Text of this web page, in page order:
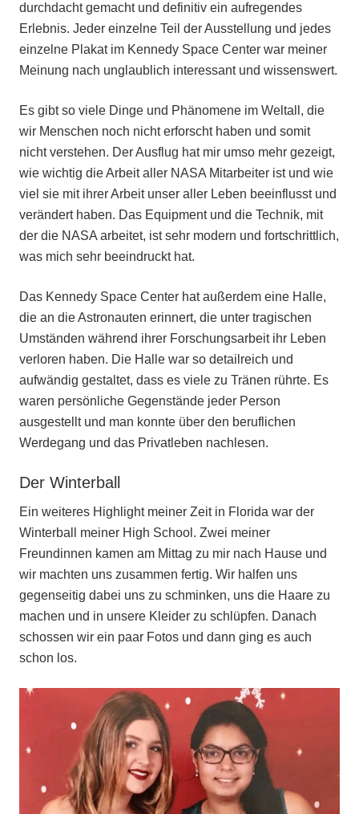
durchdacht gemacht und definitiv ein aufregendes
Erlebnis. Jeder einzelne Teil der Ausstellung und jedes
einzelne Plakat im Kennedy Space Center war meiner
Meinung nach unglaublich interessant und wissenswert.
Es gibt so viele Dinge und Phänomene im Weltall, die
wir Menschen noch nicht erforscht haben und somit
nicht verstehen. Der Ausflug hat mir umso mehr gezeigt,
wie wichtig die Arbeit aller NASA Mitarbeiter ist und wie
viel sie mit ihrer Arbeit unser aller Leben beeinflusst und
verändert haben. Das Equipment und die Technik, mit
der die NASA arbeitet, ist sehr modern und fortschrittlich,
was mich sehr beeindruckt hat.
Das Kennedy Space Center hat außerdem eine Halle,
die an die Astronauten erinnert, die unter tragischen
Umständen während ihrer Forschungsarbeit ihr Leben
verloren haben. Die Halle war so detailreich und
aufwändig gestaltet, dass es viele zu Tränen rührte. Es
waren persönliche Gegenstände jeder Person
ausgestellt und man konnte über den beruflichen
Werdegang und das Privatleben nachlesen.
Der Winterball
Ein weiteres Highlight meiner Zeit in Florida war der
Winterball meiner High School. Zwei meiner
Freundinnen kamen am Mittag zu mir nach Hause und
wir machten uns zusammen fertig. Wir halfen uns
gegenseitig dabei uns zu schminken, uns die Haare zu
machen und in unsere Kleider zu schlüpfen. Danach
schossen wir ein paar Fotos und dann ging es auch
schon los.